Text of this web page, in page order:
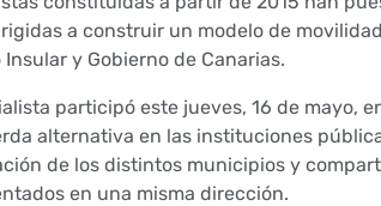
a construir un modelo de
y Gobierno de Canarias.
participó este jueves, 16 de mayo,
alternativa en las instituciones
de los distintos municipios y
en una misma dirección.